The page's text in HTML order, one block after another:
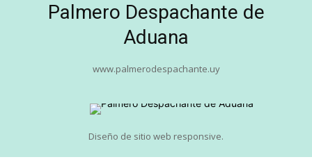
Palmero Despachante de
Aduana
www.palmerodespachante.uy
Diseño de sitio web responsive.